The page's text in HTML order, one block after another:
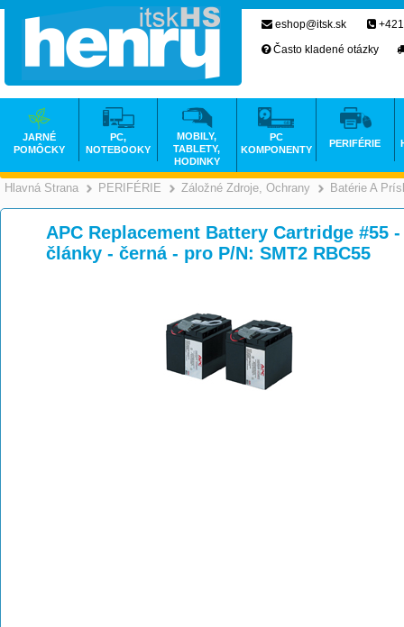
Hlavná Strana >
PERIFÉRIE >
Záložné Zdroje, Ochrany Batérie A
APC Replacement Battery Cartridge #55
články - černá - pro P/N: SMT2 RBC55
eshop@itsk.sk
Často kladené otázky
JARNÉ
POMÔCKY
PC,
NOTEBOOKY
MOBILY,
TABLETY,
HODINKY
PC
KOMPONENTY
PERIFÉRIE